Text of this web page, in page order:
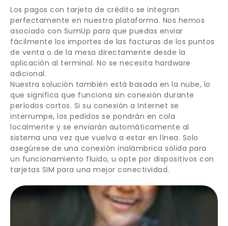
Los pagos con tarjeta de crédito se integran
perfectamente en nuestra plataforma. Nos hemos
asociado con SumUp para que puedas enviar
fácilmente los importes de las facturas de los puntos
de venta o de la mesa directamente desde la
aplicación al terminal. No se necesita hardware
adicional.
Nuestra solución también está basada en la nube, lo
que significa que funciona sin conexión durante
períodos cortos. Si su conexión a Internet se
interrumpe, los pedidos se pondrán en cola
localmente y se enviarán automáticamente al
sistema una vez que vuelva a estar en línea. Solo
asegúrese de una conexión inalámbrica sólida para
un funcionamiento fluido, u opte por dispositivos con
tarjetas SIM para una mejor conectividad.